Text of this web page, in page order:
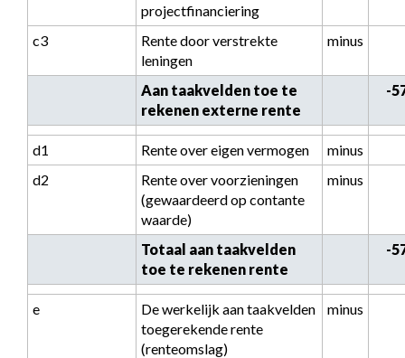
projectfinanciering
c3
Rente door verstrekte
leningen
minus
Aan taakvelden toe te
rekenen externe rente
-
d1 Rente over eigen vermogen
minus
d2
Rente over voorzieningen
(gewaardeerd op contante
waarde)
minus
Totaal aan taakvelden
toe te rekenen rente
-
e
De werkelijk aan taakvelden
toegerekende rente
(renteomslag)
minus